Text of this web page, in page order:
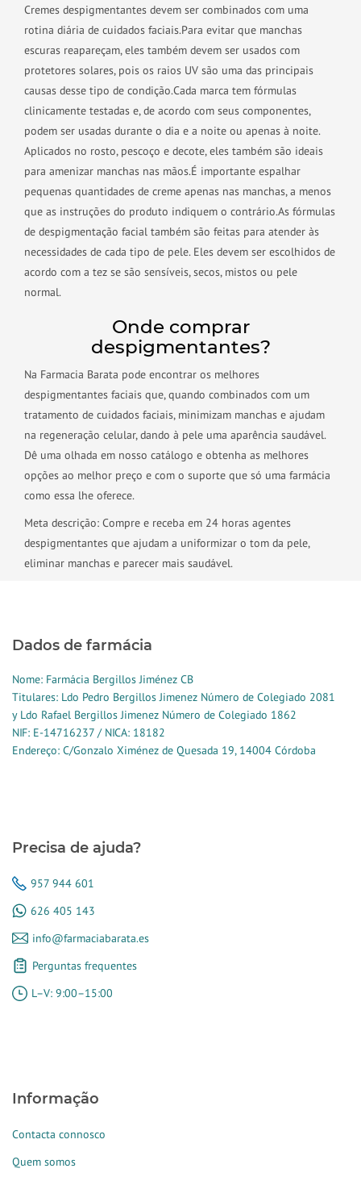
Cremes despigmentantes devem ser combinados com uma
rotina diária de cuidados faciais.Para evitar que manchas
escuras reapareçam, eles também devem ser usados com
protetores solares, pois os raios UV são uma das principais
causas desse tipo de condição.Cada marca tem fórmulas
clinicamente testadas e, de acordo com seus componentes,
podem ser usadas durante o dia e a noite ou apenas à noite.
Aplicados no rosto, pescoço e decote, eles também são ideais
para amenizar manchas nas mãos.É importante espalhar
pequenas quantidades de creme apenas nas manchas, a menos
que as instruções do produto indiquem o contrário.As fórmulas
de despigmentação facial também são feitas para atender às
necessidades de cada tipo de pele. Eles devem ser escolhidos de
acordo com a tez se são sensíveis, secos, mistos ou pele
normal.
Onde comprar
despigmentantes?
Na Farmacia Barata pode encontrar os melhores
despigmentantes faciais que, quando combinados com um
tratamento de cuidados faciais, minimizam manchas e ajudam
na regeneração celular, dando à pele uma aparência saudável.
Dê uma olhada em nosso catálogo e obtenha as melhores
opções ao melhor preço e com o suporte que só uma farmácia
como essa lhe oferece.
Meta descrição: Compre e receba em 24 horas agentes
despigmentantes que ajudam a uniformizar o tom da pele,
eliminar manchas e parecer mais saudável.
Dados de farmácia
Nome: Farmácia Bergillos Jiménez CB
Titulares: Ldo Pedro Bergillos Jimenez Número de Colegiado 2081
y Ldo Rafael Bergillos Jimenez Número de Colegiado 1862
NIF: E-14716237 / NICA: 18182
Endereço: C/Gonzalo Ximénez de Quesada 19, 14004 Córdoba
Precisa de ajuda?
957 944 601
626 405 143
info@farmaciabarata.es
Perguntas frequentes
L–V: 9:00–15:00
Informação
Contacta connosco
Quem somos